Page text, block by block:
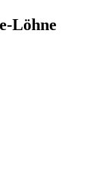
Löhne